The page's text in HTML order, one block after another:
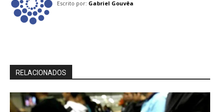
Escrito por: Gabriel Gouvêa
RELACIONADOS